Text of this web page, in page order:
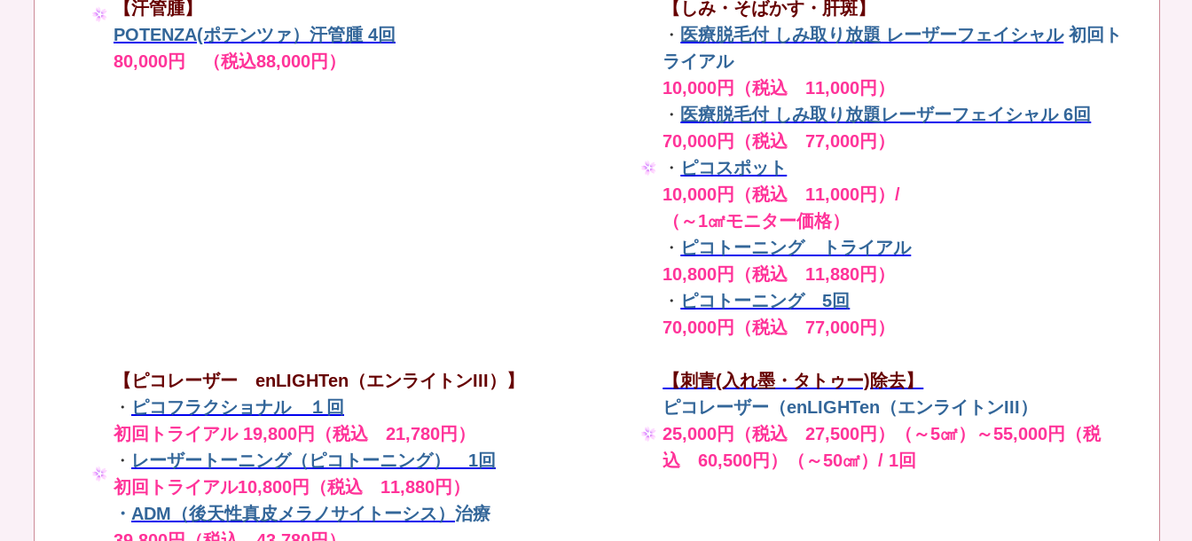
【汗管腫】
POTENZA(ポテンツァ）汗管腫 4回
80,000円 （税込88,000円）
【しみ・そばかす・肝斑】
・ 医療脱毛付 しみ取り放題 レーザーフェイシャル 初回ト
ライアル
10,000円（税込 11,000円）
・ 医療脱毛付 しみ取り放題レーザーフェイシャル 6回
70,000円（税込 77,000円）
・ ピコスポット
10,000円（税込 11,000円）/
（～1㎠モニター価格）
・ ピコトーニング トライアル
10,800円（税込 11,880円）
・ ピコトーニング 5回
70,000円（税込 77,000円）
【ピコレーザー enLIGHTen（エンライトンIII）】
・ ピコフラクショナル １回
初回トライアル 19,800円（税込 21,780円）
・ レーザートーニング（ピコトーニング） 1回
初回トライアル10,800円（税込 11,880円）
・ ADM（後天性真皮メラノサイトーシス） 治療
【刺青(入れ墨・タトゥー)除去】
ピコレーザー（enLIGHTen（エンライトンIII）
25,000円（税込 27,500円）（～5㎠）～55,000円（税
込 60,500円）（～50㎠）/ 1回